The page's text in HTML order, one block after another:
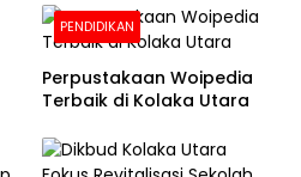
Foto Putrinya Perlihatkan
Ijazah
PENDIDIKAN
Perpustakaan Woipedia
Terbaik di Kolaka Utara